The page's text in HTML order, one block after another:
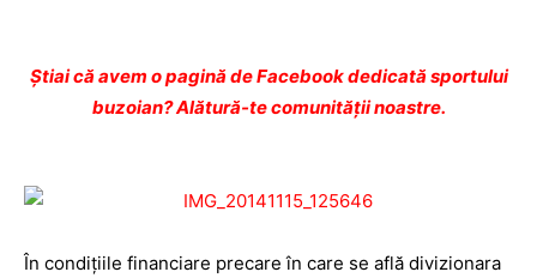
Ştiai că avem o pagină de Facebook dedicată sportului
buzoian? Alătură-te comunității noastre.
În condițiile financiare precare în care se află divizionara